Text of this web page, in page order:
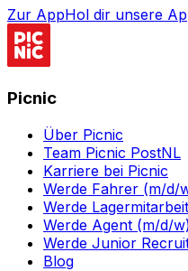
Zur AppHol dir unsere
Picnic
Über Picnic
Team Picnic PostNL
Karriere bei Picnic
Werde Fahrer (m/d/
Werde
Werde Agent (m/d/
Werde Junior
Blog